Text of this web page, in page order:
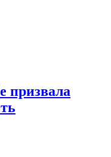
призвала